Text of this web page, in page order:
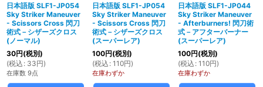
日本語版 SLF1-JP054
Sky Striker Maneuver
- Scissors Cross 閃刀
術式－シザーズクロス
(ノーマル)
30円(税別)
(税込 : 33円)
在庫数 9点
日本語版 SLF1-JP054
Sky Striker Maneuver
- Scissors Cross 閃刀
術式－シザーズクロス
(スーパーレア)
100円(税別)
(税込 : 110円)
在庫わずか
日本語版 SLF1-JP044
Sky Striker Maneuver
- Afterburners! 閃刀術
式－アフターバーナー
(スーパーレア)
100円(税別)
(税込 : 110円)
在庫わずか